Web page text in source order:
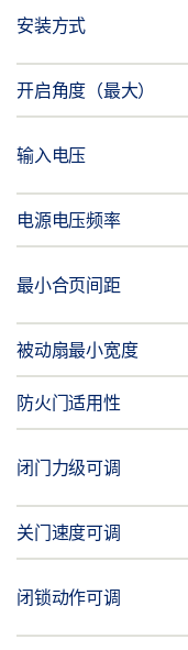
安装方式
开启角度（最大）
输入电压
电源电压频率
最小合页间距
被动扇最小宽度
防火门适用性
闭门力级可调
关门速度可调
闭锁动作可调